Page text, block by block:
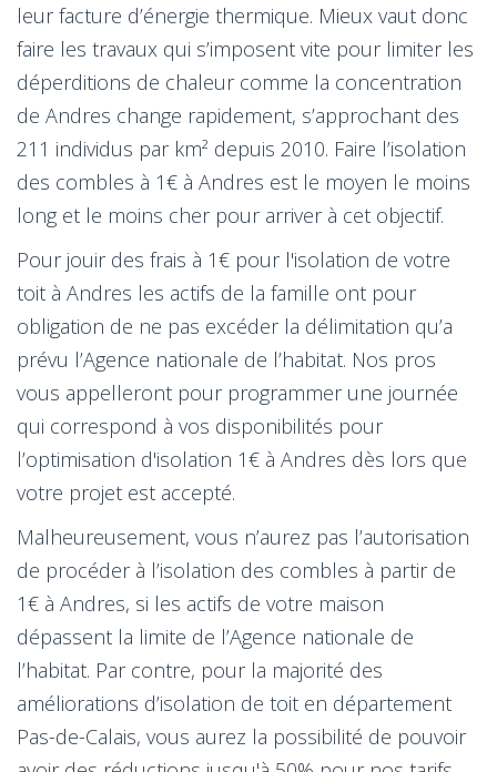
leur facture d’énergie thermique. Mieux vaut donc
faire les travaux qui s’imposent vite pour limiter les
déperditions de chaleur comme la concentration
de Andres change rapidement, s’approchant des
211 individus par km² depuis 2010. Faire l’isolation
des combles à 1€ à Andres est le moyen le moins
long et le moins cher pour arriver à cet objectif.
Pour jouir des frais à 1€ pour l'isolation de votre
toit à Andres les actifs de la famille ont pour
obligation de ne pas excéder la délimitation qu’a
prévu l’Agence nationale de l’habitat. Nos pros
vous appelleront pour programmer une journée
qui correspond à vos disponibilités pour
l’optimisation d'isolation 1€ à Andres dès lors que
votre projet est accepté.
Malheureusement, vous n’aurez pas l’autorisation
de procéder à l’isolation des combles à partir de
1€ à Andres, si les actifs de votre maison
dépassent la limite de l’Agence nationale de
l’habitat. Par contre, pour la majorité des
améliorations d’isolation de toit en département
Pas-de-Calais, vous aurez la possibilité de pouvoir